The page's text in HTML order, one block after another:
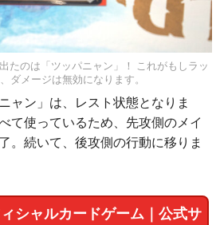
たのは「ツッパニャン」！ これがもしラッ
ダメージは無効になります。
ャン」は、レスト状態となりま
て使っているため、先攻側のメイ
。続いて、後攻側の行動に移りま
シャルカードゲーム｜公式サ